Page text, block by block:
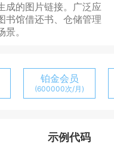
成的图片链接。广泛应
书馆借还书、仓储管理
。
铂金会员
(600000次/月)
示例代码